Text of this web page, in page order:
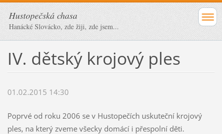
Hustopečská chasa
Hanácké Slovácko, zde žiji, zde jsem...
IV. dětský krojový ples
01.02.2015 14:30
Poprvé od roku 2006 se v Hustopečích uskuteční krojový
ples, na který zveme všecky domácí i přespolní děti.